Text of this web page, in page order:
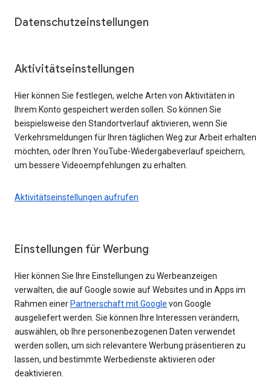
Datenschutzeinstellungen
Aktivitätseinstellungen
Hier können Sie festlegen, welche Arten von Aktivitäten in
Ihrem Konto gespeichert werden sollen. So können Sie
beispielsweise den Standortverlauf aktivieren, wenn Sie
Verkehrsmeldungen für Ihren täglichen Weg zur Arbeit erhalten
möchten, oder Ihren YouTube-Wiedergabeverlauf speichern,
um bessere Videoempfehlungen zu erhalten.
Aktivitätseinstellungen aufrufen
Einstellungen für Werbung
Hier können Sie Ihre Einstellungen zu Werbeanzeigen
verwalten, die auf Google sowie auf Websites und in Apps im
Rahmen einer Partnerschaft mit Google von Google
ausgeliefert werden. Sie können Ihre Interessen verändern,
auswählen, ob Ihre personenbezogenen Daten verwendet
werden sollen, um sich relevantere Werbung präsentieren zu
lassen, und bestimmte Werbedienste aktivieren oder
deaktivieren.